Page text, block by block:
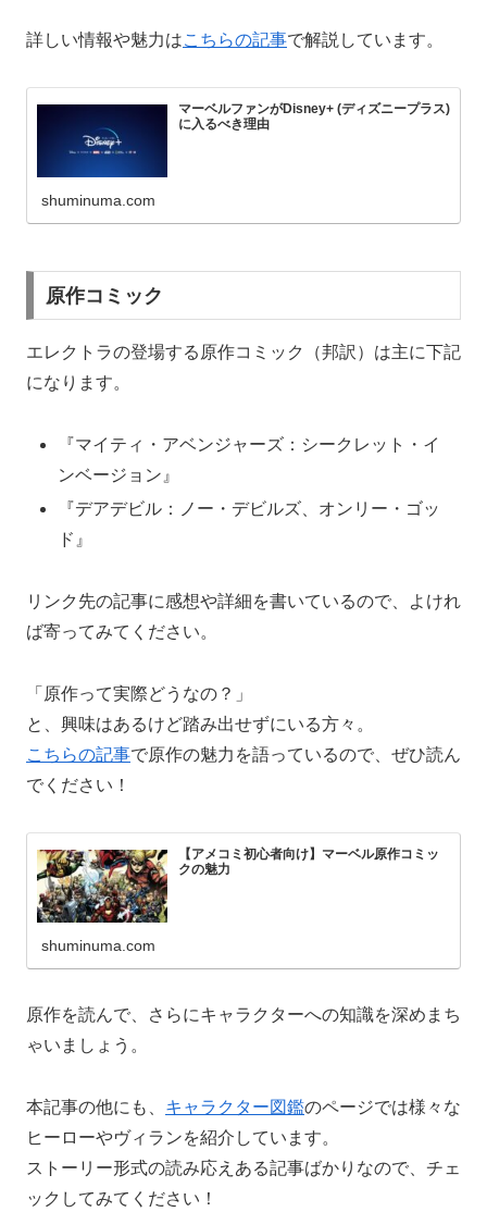
詳しい情報や魅力はこちらの記事で解説しています。
マーベルファンがDisney+ (ディズニープラス)
に入るべき理由
shuminuma.com
原作コミック
エレクトラの登場する原作コミック（邦訳）は主に下記
になります。
『マイティ・アベンジャーズ：シークレット・イ
ンベージョン』
『デアデビル：ノー・デビルズ、オンリー・ゴッ
ド』
リンク先の記事に感想や詳細を書いているので、よけれ
ば寄ってみてください。
「原作って実際どうなの？」
と、興味はあるけど踏み出せずにいる方々。
こちらの記事で原作の魅力を語っているので、ぜひ読ん
でください！
【アメコミ初心者向け】マーベル原作コミッ
クの魅力
shuminuma.com
原作を読んで、さらにキャラクターへの知識を深めまち
ゃいましょう。
本記事の他にも、 キャラクター図鑑のページでは様々な
ヒーローやヴィランを紹介しています。
ストーリー形式の読み応えある記事ばかりなので、チェ
ックしてみてください！